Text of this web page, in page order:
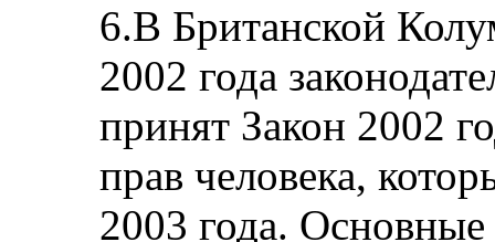
6.В Британской
2002 года
принят Закон 2002
прав человека,
2003 года.